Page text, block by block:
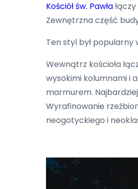
Kościół św. Pawła
Zewnętrzna część
Ten styl był
Wewnątrz kościoła
wysokimi kolumnami i
marmurem.
Wyrafinowanie
neogotyckiego i